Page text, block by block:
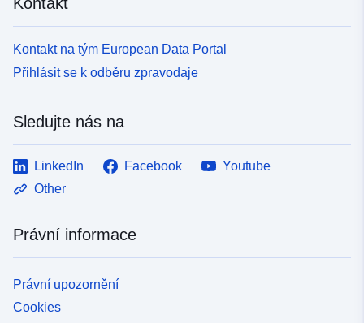
Kontakt na tým European Data Portal
Přihlásit se k odběru zpravodaje
Sledujte nás na
LinkedIn Facebook
Youtube
Other
Právní informace
Právní upozornění
Cookies